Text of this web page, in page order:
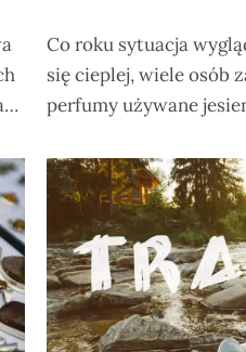
Co roku sytuacja
się cieplej, wiele osób
perfumy używane